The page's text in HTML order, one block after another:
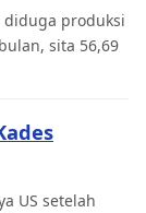
diduga produksi
sita 56,69
US setelah